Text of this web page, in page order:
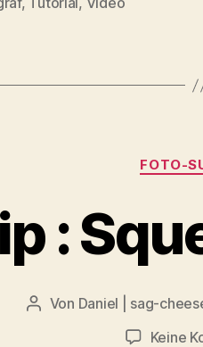
FOTO-
:
Beitragsautor
Von Daniel | sag-
Keine